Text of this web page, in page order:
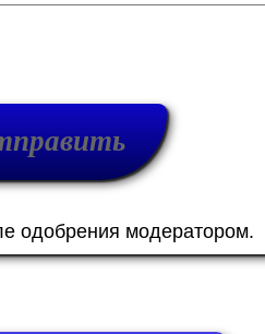
одобрения модератором.